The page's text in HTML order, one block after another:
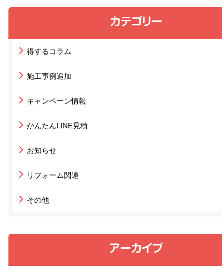
得するコラム
施工事例追加
キャンペーン情報
かんたんLINE見積
お知らせ
リフォーム関連
その他